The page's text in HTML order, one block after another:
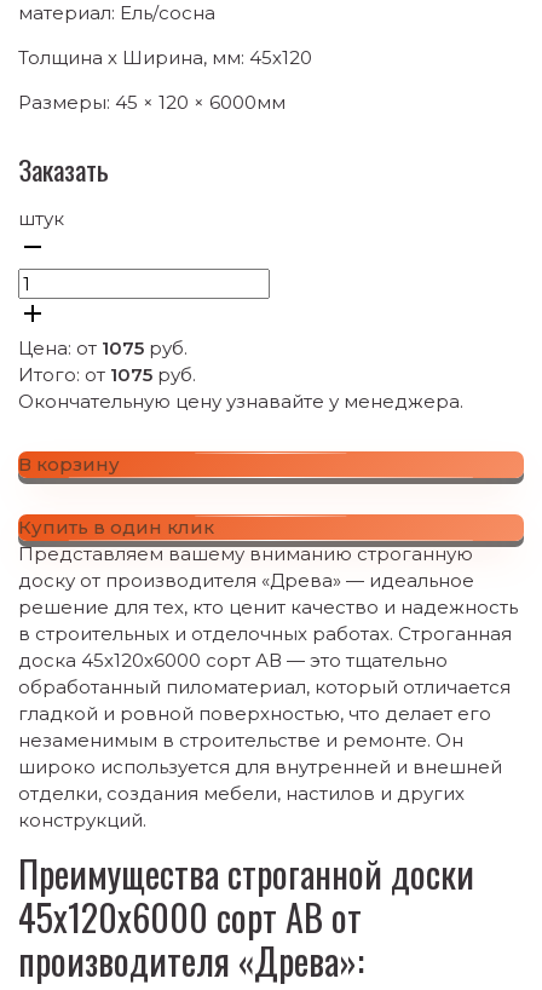
материал: Ель/сосна
Толщина х Ширина, мм: 45х120
Размеры: 45 × 120 × 6000мм
Заказать
штук
Цена: от 1075 руб.
Итого: от 1075 руб.
Окончательную цену узнавайте у менеджера.
В корзину
Купить в один клик
Представляем вашему вниманию строганную
доску от производителя «Древа» — идеальное
решение для тех, кто ценит качество и надежность
в строительных и отделочных работах. Строганная
доска 45х120х6000 сорт АВ — это тщательно
обработанный пиломатериал, который отличается
гладкой и ровной поверхностью, что делает его
незаменимым в строительстве и ремонте. Он
широко используется для внутренней и внешней
отделки, создания мебели, настилов и других
конструкций.
Преимущества строганной доски
45х120х6000 сорт АВ от
производителя «Древа»: